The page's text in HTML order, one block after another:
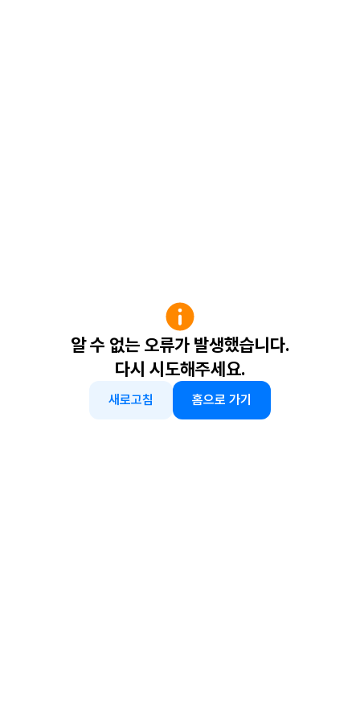
알 수 없는 오류가 발생했습니다.
다시 시도해주세요.
새로고침 홈으로 가기